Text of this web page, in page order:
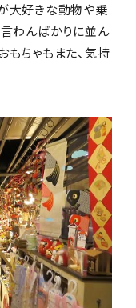
ント
大好きな動物や乗
言わんばかりに並ん
もちゃもまた、気持